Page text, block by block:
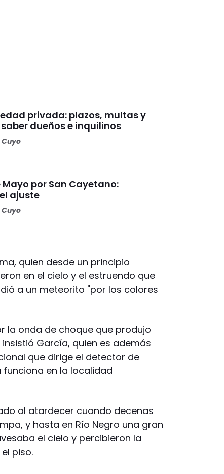
privada: plazos, multas y
dueños e inquilinos
por San Cayetano:
ajuste
quien desde un principio
en el cielo y el estruendo que
a un meteorito "por los colores
la onda de choque que produjo
García, quien es además
que dirige el detector de
funciona en la localidad
al atardecer cuando decenas
y hasta en Río Negro una gran
el cielo y percibieron la
piso.